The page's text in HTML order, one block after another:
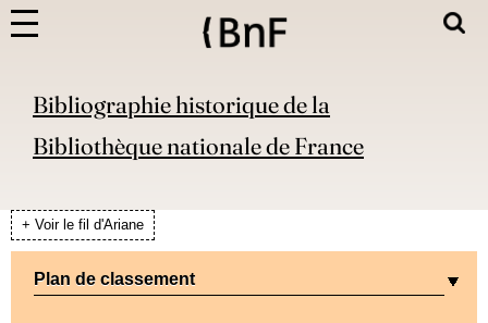
Bibliographie historique de la
Bibliothèque nationale de France
+ Voir le fil d'Ariane
Plan de classement